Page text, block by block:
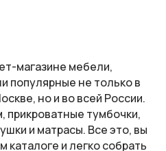
магазине мебели,
популярные не только в
но и во всей России.
прикроватные тумбочки,
и матрасы. Все это, вы
и легко собрать